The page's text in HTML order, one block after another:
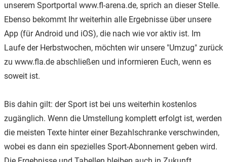
unserem Sportportal www.fl-arena.de, sprich an dieser Stelle.
Ebenso bekommt Ihr weiterhin alle Ergebnisse über unsere
App (für Android und iOS), die nach wie vor aktiv ist. Im
Laufe der Herbstwochen, möchten wir unsere "Umzug" zurück
zu www.fla.de abschließen und informieren Euch, wenn es
soweit ist.
Bis dahin gilt: der Sport ist bei uns weiterhin kostenlos
zugänglich. Wenn die Umstellung komplett erfolgt ist, werden
die meisten Texte hinter einer Bezahlschranke verschwinden,
wobei es dann ein spezielles Sport-Abonnement geben wird.